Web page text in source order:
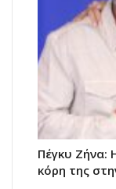
Πέγκυ Ζήνα:
κόρη της